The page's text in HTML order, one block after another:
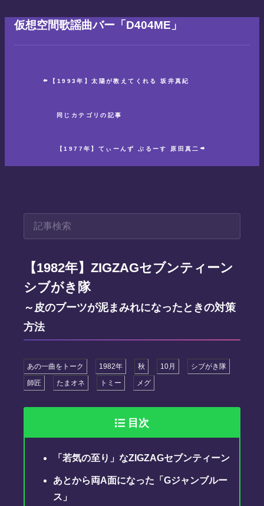
仮想空間歌謡曲バー「D404ME」
【1993年】太陽が教えてくれる 坂井真紀
同じカテゴリの記事
【1977年】てぃーんず ぶるーす 原田真二
【1982年】ZIGZAGセブンティーン
シブがき隊
～皮のブーツが泥まみれになったときの対策
方法
あの一曲をトーク 1982年 秋 10月
シブがき隊
師匠
たまオネ トミー メグ
目次
「若気の至り」なZIGZAGセブンティーン
あとから両A面になった「Gジャンブルー
ス」